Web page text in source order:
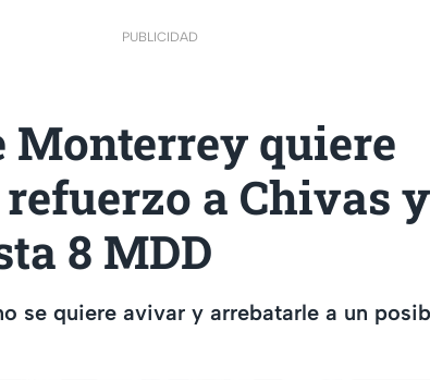
PUBLICIDAD
Monterrey quiere
a Chivas y
8 MDD
se quiere avivar y arrebatarle a un